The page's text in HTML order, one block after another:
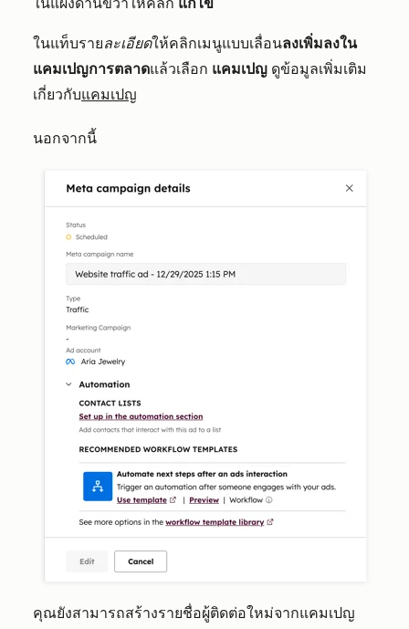
ในแท็บรายละเอียดให้คลิกเมนูแบบเลื่อนลงเพิ่มลงใน
แคมเปญการตลาดแล้วเลือก แคมเปญ ดูข้อมูลเพิ่มเติม
เกี่ยวกับแคมเปญ
นอกจากนี้
คุณยังสามารถสร้างรายชื่อผู้ติดต่อใหม่จากแคมเปญ